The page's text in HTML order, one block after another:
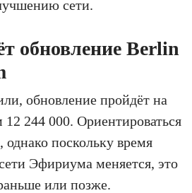
сети.
обновление Berlin
обновление пройдёт на
244 000. Ориентироваться
однако поскольку время
Эфириума меняется, это
или позже.